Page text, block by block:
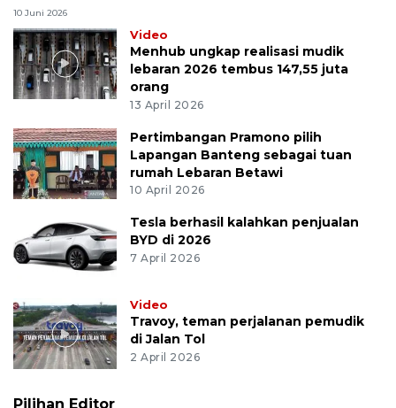
10 Juni 2026
Video
Menhub ungkap realisasi mudik
lebaran 2026 tembus 147,55 juta
orang
13 April 2026
Pertimbangan Pramono pilih
Lapangan Banteng sebagai tuan
rumah Lebaran Betawi
10 April 2026
Tesla berhasil kalahkan penjualan
BYD di 2026
7 April 2026
Video
Travoy, teman perjalanan pemudik
di Jalan Tol
2 April 2026
Pilihan Editor